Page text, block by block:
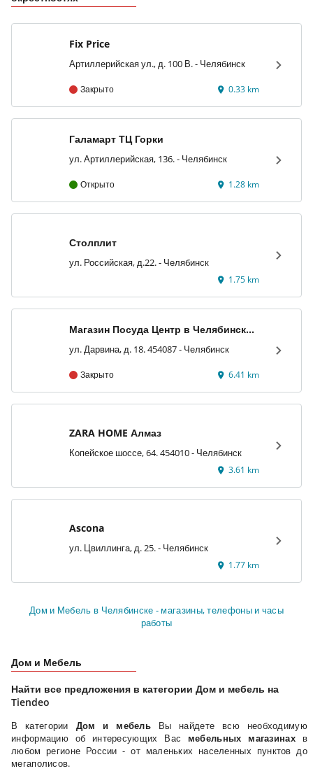
Fix Price
Артиллерийская ул., д. 100 В. - Челябинск
Закрыто 0.33 km
Галамарт ТЦ Горки
ул. Артиллерийская, 136. - Челябинск
Открыто 1.28 km
Столплит
ул. Российская, д.22. - Челябинск
1.75 km
Магазин Посуда Центр в Челябинске
ул. Дарвина, д. 18. 454087 - Челябинск
Закрыто 6.41 km
ZARA HOME Алмаз
Копейское шоссе, 64. 454010 - Челябинск
3.61 km
Ascona
ул. Цвиллинга, д. 25. - Челябинск
1.77 km
Дом и Мебель в Челябинске - магазины, телефоны и часы
работы
Дом и Мебель
Найти все предложения в категории Дом и мебель на
Tiendeo
В категории Дом и мебель Вы найдете всю необходимую
информацию об интересующих Вас мебельных магазинах в
любом регионе России - от маленьких населенных пунктов до
мегаполисов.